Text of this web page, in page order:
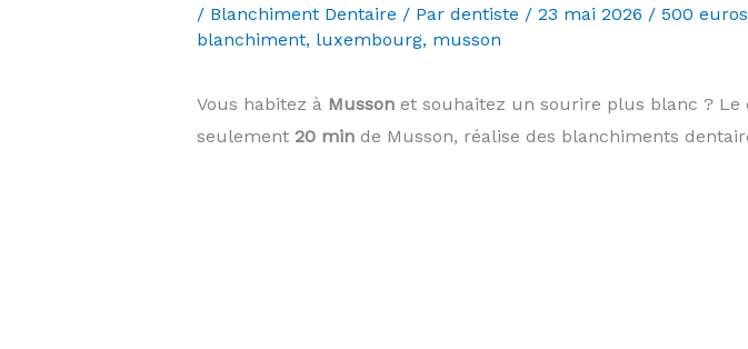
/ Blanchiment Dentaire / Par dentiste / 23 mai 2026 / 500 euros
blanchiment, luxembourg, musson
Vous habitez à Mussonet souhaitez un sourire plus blanc ? Le
seulement 20 minde Musson, réalise des blanchiments